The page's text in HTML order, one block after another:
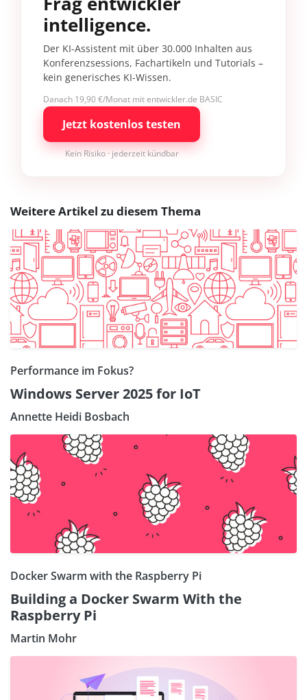
intelligence.
Der KI-Assistent mit über 30.000 Inhalten aus
Konferenzsessions, Fachartikeln und Tutorials –
kein generisches KI-Wissen.
Danach 19,90 €/Monat mit entwickler.de BASIC
Jetzt kostenlos testen
Kein Risiko · jederzeit kündbar
Weitere Artikel zu diesem Thema
Performance im Fokus?
Windows Server 2025 for IoT
Annette Heidi Bosbach
Docker Swarm with the Raspberry Pi
Building a Docker Swarm With the
Raspberry Pi
Martin Mohr